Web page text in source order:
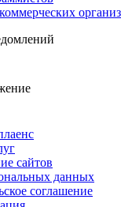
сайтов
данных
соглашение